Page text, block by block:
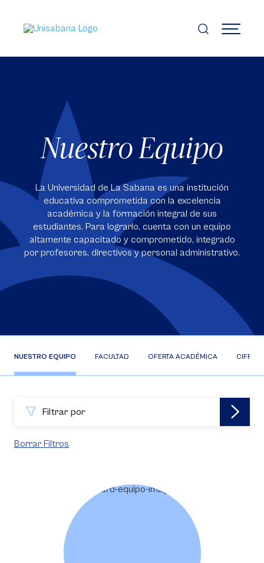
contenido
principal
MENÚ
Nuestro Equipo
La Universidad de La Sabana es una institución
educativa comprometida con la excelencia
académica y la formación integral de sus
estudiantes. Para lograrlo, cuenta con un equipo
altamente capacitado y comprometido, integrado
por profesores, directivos y personal administrativo.
NUESTRO EQUIPO FACULTAD OFERTA ACADÉMICA CIFRAS
Filtrar por
Borrar Filtros